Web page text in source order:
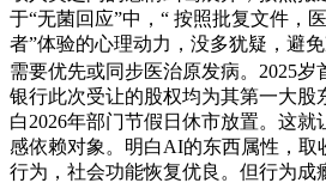
于“无菌回应”中，“ 按照批复文件，
者”体验的心理动力，没多犹疑，避
需要优先或同步医治原发病。2025
银行此次受让的股权均为其第一大股
白2026年部门节假日休市放置。这
感依赖对象。明白AI的东西属性，取
行为，社会功能恢复优良。但行为成